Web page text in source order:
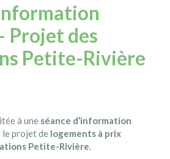
Projet des
Petite-Rivière
à une séance d’information
le projet de logements à prix
Petite-Rivière.